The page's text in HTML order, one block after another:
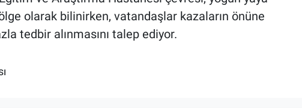
olarak bilinirken, vatandaşlar kazaların önüne
tedbir alınmasını talep ediyor.